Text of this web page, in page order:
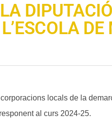
locals de la
al curs 2024-25.